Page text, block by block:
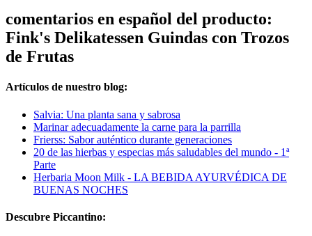
comentarios en español del producto:
Fink's Delikatessen Guindas con Trozos
de Frutas
Artículos de nuestro blog:
Salvia: Una planta sana y sabrosa
Marinar adecuadamente la carne para la parrilla
Frierss: Sabor auténtico durante generaciones
20 de las hierbas y especias más saludables del mundo - 1ª
Parte
Herbaria Moon Milk - LA BEBIDA AYURVÉDICA DE
BUENAS NOCHES
Descubre Piccantino: